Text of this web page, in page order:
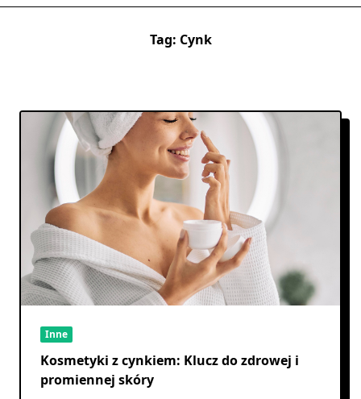
Tag: Cynk
Inne
Kosmetyki z cynkiem: Klucz do zdrowej i
promiennej skóry